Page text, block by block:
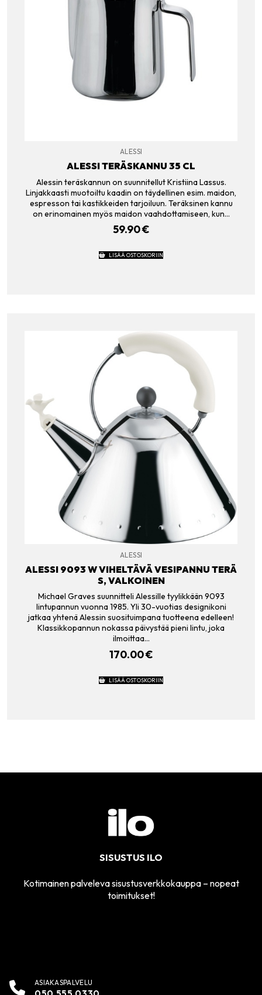
ALESSI
ALESSI TERÄSKANNU 35 CL
Alessin teräskannun on suunnitellut Kristiina Lassus.
Linjakkaasti muotoiltu kaadin on täydellinen esim. maidon,
espresson tai kastikkeiden tarjoiluun. Teräksinen kannu
on erinomainen myös maidon vaahdottamiseen, kun…
59.90€
LISÄÄ OSTOSKORIIN
ALESSI
ALESSI 9093 W VIHELTÄVÄ VESIPANNU TERÄ
S, VALKOINEN
Michael Graves suunnitteli Alessille tyylikkään 9093
lintupannun vuonna 1985. Yli 30-vuotias designikoni
jatkaa yhtenä Alessin suosituimpana tuotteena edelleen!
Klassikkopannun nokassa päivystää pieni lintu, joka
ilmoittaa…
170.00€
LISÄÄ OSTOSKORIIN
SISUSTUS ILO
Kotimainen palveleva sisustusverkkokauppa – nopeat
toimitukset!
ASIAKASPALVELU